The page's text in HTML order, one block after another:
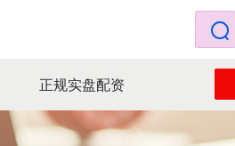
正规实盘配资